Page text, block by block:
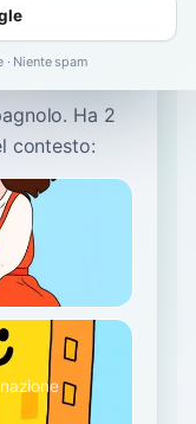
. Ha 2
contesto:
· Niente spam